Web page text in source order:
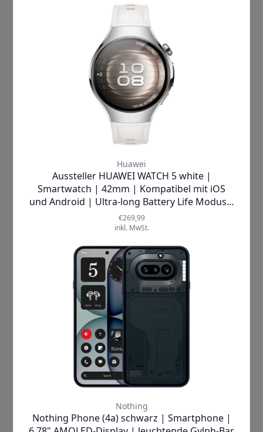
Smartphone haben?
Handys,Handy Ratgeber
eines der ersten Parameter. Denn die Handhabung und die
notwendige Handy-Größe. Dies ist nicht zu verwechseln mit der
Display-Größe, da der Handel auch viele Tastentelefone oder
Klapphandys anbietet. Im nachfolgenden Text beschreiben wir,
welche Größen für welche Anwendungen besonders geeignet
sind und wer davon am meisten profitiert. Neben den Größen
nennen wir einzelne Beispiele bekannter Smartphone Marken.
Smartphone entsorgen